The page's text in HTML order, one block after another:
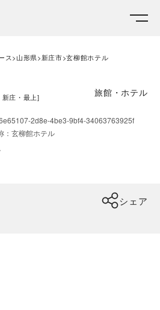
ス 山形県 新庄市 玄柳館ホテル
新庄・最上] 旅館・ホテル
2d8e-4be3-9bf4-34063763925f
： 玄柳館ホテル
シェア